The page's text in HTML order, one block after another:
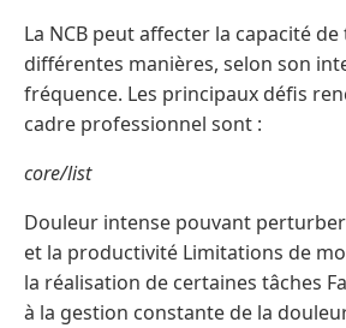
La NCB peut affecter la capacité
différentes manières, selon son
fréquence. Les principaux défis
cadre professionnel sont :
core/list
Douleur intense pouvant
et la productivité Limitations de
la réalisation de certaines tâches
à la gestion constante de la